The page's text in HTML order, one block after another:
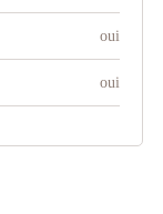
oui
oui